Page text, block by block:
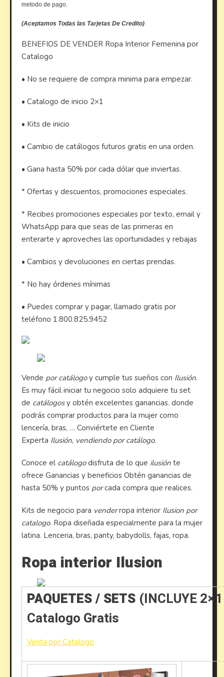
metodo de pago.
(Aceptamos Todas las Tarjetas De Credito)
BENEFIOS DE VENDER Ropa Interior Femenina por
Catalogo
• No se requiere de compra minima para empezar.
• Catalogo de inicio 2×1
• Kits de inicio
• Cambio de catálogos futuros gratis en una orden.
• Gana hasta 50% por cada dólar que inviertas.
* Ofertas y descuentos, promociones especiales.
* Recibes promociones especiales por texto, email y
WhatsApp para que seas de las primeras en
enterarte y aproveches las oportunidades y rebajas
• Cambios y devoluciones en ciertas prendas.
* No hay órdenes mínimas
• Puedes comprar y pagar, llamado gratis por
teléfono 1.800.825.9452
Vende por catálogoy cumple tus sueños con Ilusión.
Es muy fácil iniciar tu negocio solo adquiere tu set
de catálogosy obtén excelentes ganancias. donde
podrás comprar productos para la mujer como
lencería, bras, … Conviértete en Cliente
Experta Ilusión, vendiendo por catálogo.
Conoce el catálogodisfruta de lo que ilusión te
ofrece Ganancias y beneficios Obtén ganancias de
hasta 50% y puntos porcada compra que realices.
Kits de negocio para venderropa interior Ilusion por
catalogo. Ropa diseñada especialmente para la mujer
latina. Lenceria, bras, panty, babydolls, fajas, ropa.
Ropa interior Ilusion
PAQUETES / SETS (INCLUYE
Catalogo Gratis
Venta por Catalogo